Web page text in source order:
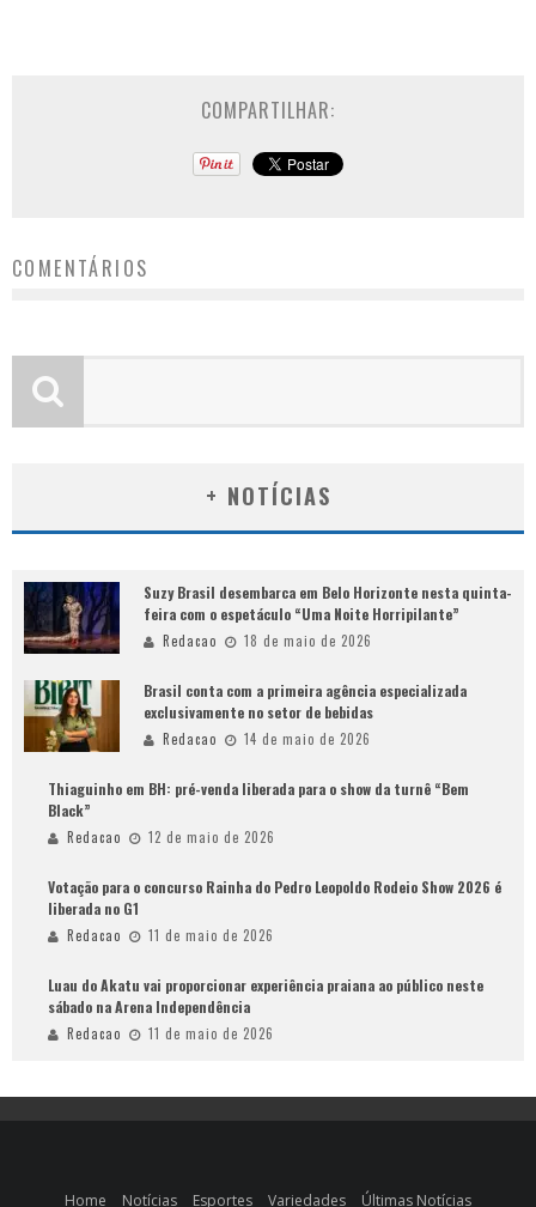
COMPARTILHAR:
COMENTÁRIOS
+ NOTÍCIAS
Suzy Brasil desembarca em Belo Horizonte nesta quinta-
feira com o espetáculo “Uma Noite Horripilante”
Redacao 18 de maio de 2026
Brasil conta com a primeira agência especializada
exclusivamente no setor de bebidas
Redacao 14 de maio de 2026
Thiaguinho em BH: pré-venda liberada para o show da turnê “Bem
Black”
Redacao 12 de maio de 2026
Votação para o concurso Rainha do Pedro Leopoldo Rodeio Show 2026 é
liberada no G1
Redacao 11 de maio de 2026
Luau do Akatu vai proporcionar experiência praiana ao público neste
sábado na Arena Independência
Redacao 11 de maio de 2026
Home Notícias Esportes Variedades Últimas Notícias